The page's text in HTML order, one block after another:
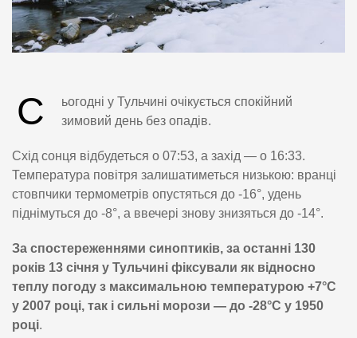
С
ьогодні у Тульчині очікується спокійний
зимовий день без опадів.
Схід сонця відбудеться о 07:53, а захід — о 16:33.
Температура повітря залишатиметься низькою: вранці
стовпчики термометрів опустяться до -16°, удень
піднімуться до -8°, а ввечері знову знизяться до -14°.
За спостереженнями синоптиків, за останні 130
років 13 січня у Тульчині фіксували як відносно
теплу погоду з максимальною температурою +7°C
у 2007 році, так і сильні морози — до -28°C у 1950
році.